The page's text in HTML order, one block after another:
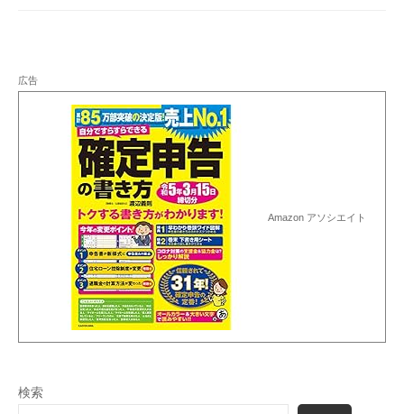
広告
Amazon アソシエイト
検索